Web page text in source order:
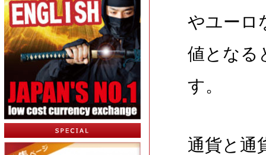
やユーロ
値となる
す。
通貨と通